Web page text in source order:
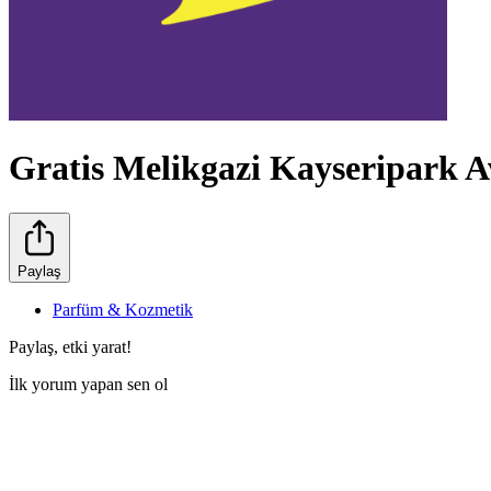
Gratis Melikgazi Kayseripark
Paylaş
Parfüm & Kozmetik
Paylaş, etki yarat!
İlk yorum yapan sen ol